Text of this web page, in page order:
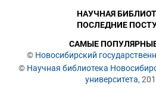
© Новосибирский
© Научная библиотека
университета,
НАУЧНАЯ
ПОСЛЕДНИЕ
САМЫЕ